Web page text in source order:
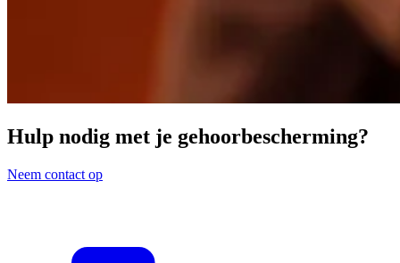
Hulp nodig met je gehoorbescherming?
Neem contact op